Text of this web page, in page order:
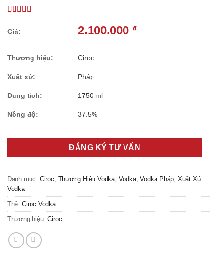
2.100.000 ₫
Thương hiệu: Ciroc
Xuất xứ: Pháp
Dung tích: 1750 ml
Nồng độ: 37.5%
ĐĂNG KÝ TƯ VẤN
Danh mục: Ciroc Thương Hiệu Vodka Vodka Vodka Pháp Xuất Xứ
Vodka
Thẻ: Ciroc Vodka
Thương hiệu: Ciroc